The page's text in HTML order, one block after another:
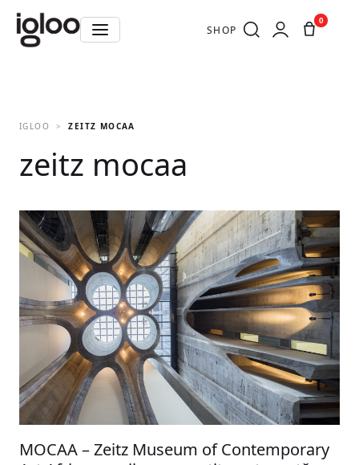
SHOP
0
IGLOO ZEITZ MOCAA
zeitz mocaa
MOCAA – Zeitz Museum of Contemporary